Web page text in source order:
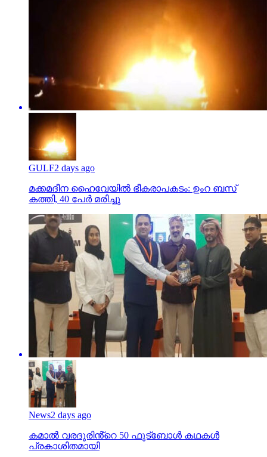
GULF2 days ago
മക്കമദീന ഹൈവേയില്‍ ഭീകരാപകടം: ഉംറ ബസ്
കത്തി, 40 പേര്‍ മരിച്ചു
News2 days ago
കമാൽ വരദൂരിൻ്റെ 50 ഫുട്ബോൾ കഥകൾ
പ്രകാശിതമായി